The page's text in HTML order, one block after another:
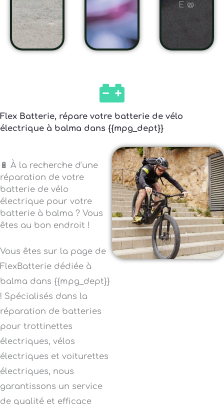
E 🥨
Flex Batterie, répare votre batterie de vélo
électrique à balma dans {{mpg_dept}}
🔋 À la recherche d'une
réparation de votre
batterie de vélo
électrique pour votre
batterie à balma ? Vous
êtes au bon endroit !
Vous êtes sur la page de
FlexBatterie dédiée à
balma dans {{mpg_dept}}
! Spécialisés dans la
réparation de batteries
pour trottinettes
électriques, vélos
électriques et voiturettes
électriques, nous
garantissons un service
de qualité et efficace